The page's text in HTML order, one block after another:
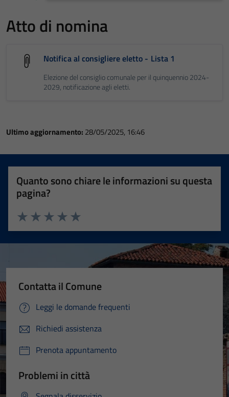
Atto di nomina
Notifica al consigliere eletto - Lista 1
Elezione del consiglio comunale per il quinquennio 2024-
2029, notificazione agli eletti.
Ultimo aggiornamento: 28/05/2025, 16:46
Quanto sono chiare le informazioni su questa
pagina?
Valuta 5 stelle su 5
Valuta 4 stelle su 5
Valuta 3 stelle su 5
Valuta 2 stelle su 5
Valuta 1 stelle su 5
Contatta il Comune
Leggi le domande frequenti
Richiedi assistenza
Prenota appuntamento
Problemi in città